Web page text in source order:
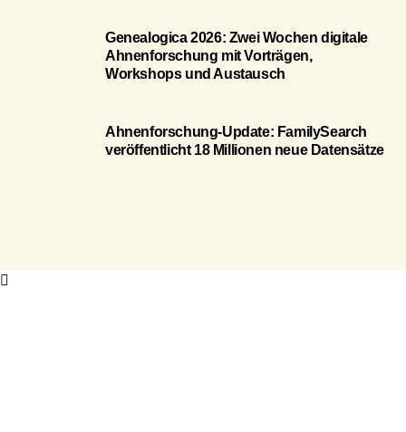
Genealogica 2026: Zwei Wochen digitale
Ahnenforschung mit Vorträgen,
Workshops und Austausch
Ahnenforschung-Update: FamilySearch
veröffentlicht 18 Millionen neue Datensätze